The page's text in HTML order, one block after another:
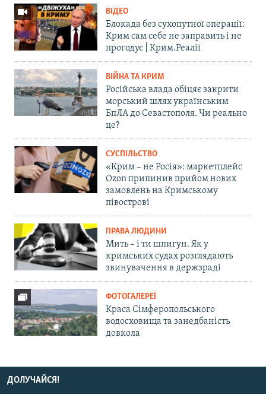
ВІДЕО
Блокада без сухопутної операції:
Крим сам себе не заправить і не
прогодує | Крим.Реалії
ВІЙНА ТА КРИМ
Російська влада обіцяє закрити
морський шлях українським
БпЛА до Севастополя. Чи реально
це?
СУСПІЛЬСТВО
«Крим – не Росія»: маркетплейс
Ozon припинив прийом нових
замовлень на Кримському
півострові
ПРАВА ЛЮДИНИ
Мить – і ти шпигун. Як у
кримських судах розглядають
звинувачення в держзраді
ФОТОГАЛЕРЕЇ
Краса Сімферопольського
водосховища та занедбаність
довкола
ДОЛУЧАЙСЯ!